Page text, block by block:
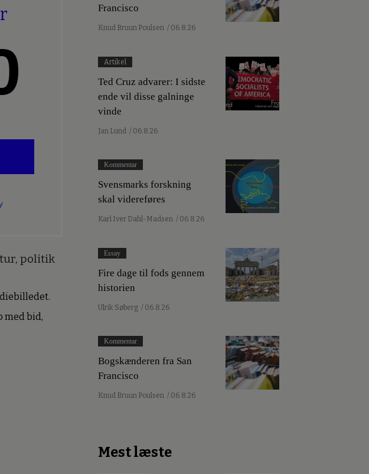
politik
med bid,
Francisco
Knud Bruun Poulsen / 06.8.26
Artikel
Ted Cruz advarer: I sidste
ende vil disse galninge
vinde
Jan Lund / 06.8.26
Kommentar
Svensmarks forskning
skal videreføres
Karl Iver Dahl-Madsen / 06.8.26
Essay
Fire dage til fods gennem
historien
Ulrik Søberg / 06.8.26
Kommentar
Bogskænderen fra San
Francisco
Knud Bruun Poulsen / 06.8.26
Mest læste